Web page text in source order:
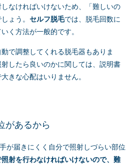
なければいけないため、「難しいの
ょう。 セルフ脱毛では、脱毛回数に
く方法が一般的です。
で調整してくれる脱毛器もありま
したら良いのかに関しては、説明書
きな心配はいりません。
があるから
が届きにくく自分で照射しづらい部位
射を行わなければいけないので、難